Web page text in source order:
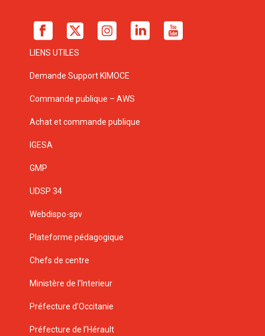
LIENS UTILES
Demande Support KIMOCE
Commande publique – AWS
Achat et commande publique
IGESA
GMP
UDSP 34
Webdispo-spv
Plateforme pédagogique
Chefs de centre
Ministère de l’Interieur
Préfecture d’Occitanie
Préfecture de l’Hérault